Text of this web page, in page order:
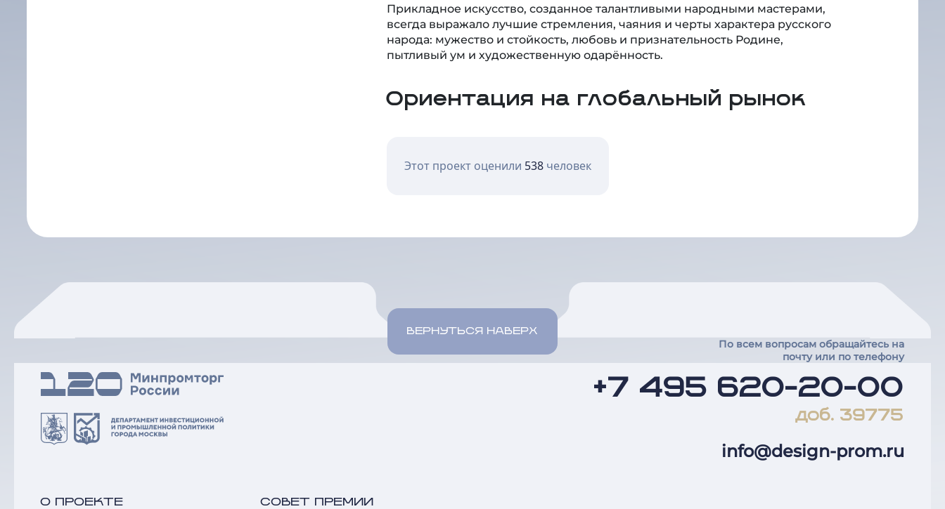
Прикладное искусство, созданное талантливыми народными мастерами,
всегда выражало лучшие стремления, чаяния и черты характера русского
народа: мужество и стойкость, любовь и признательность Родине,
пытливый ум и художественную одарённость.
Ориентация на глобальный рынок
Этот проект оценили 538 человек
ВЕРНУТЬСЯ НАВЕРХ
По всем вопросам обращайтесь на
почту или по телефону
+7 495 620-20-00
доб. 39775
info@design-prom.ru
О ПРОЕКТЕ СОВЕТ ПРЕМИИ